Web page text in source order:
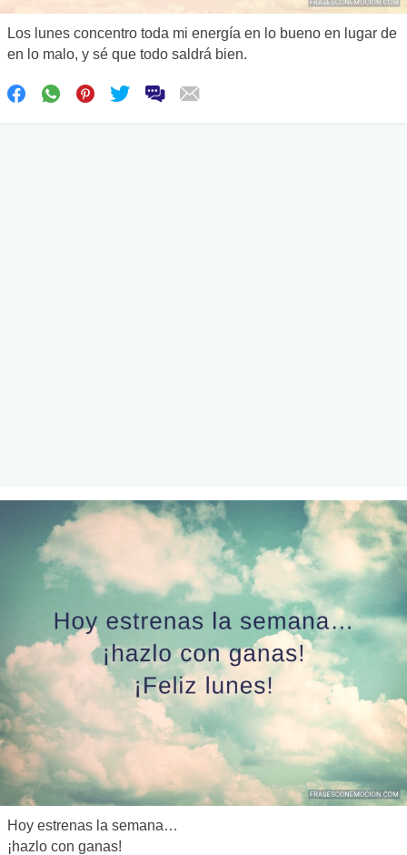
Los lunes concentro toda mi energía en lo bueno en lugar de
en lo malo, y sé que todo saldrá bien.
Hoy estrenas la semana…
¡hazlo con ganas!